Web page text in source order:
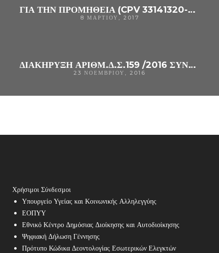
ΓΙΑ ΤΗΝ ΠΡΟΜΉΘΕΙΑ (CPV 33141320-9 ), ΓΙΑ ΤΗΝ ΚΆΛΥΨΗ ΤΩΝ ΑΝΑΓΚΏΝ ΤΟΥ Γ.Ν. ΆΡΤΑΣ, ΜΕ ΚΡΙΤΉΡΙΟ ΚΑΤΑΚΎΡΩΣΗΣ ΤΗΝ ΠΛΈΟΝ ΣΥΜΦΈΡΟΥΣΑ ΑΠΌ ΟΙΚΟΝΟΜΙΚΉ ΆΠΟΨΗ ΠΡΟΣΦΟΡΆ ΜΌΝΟ ΒΆΣΕΙ ΤΙΜΉΣ,
8 ΜΑΡΤΊΟΥ, 2017
ΔΙΑΚΗΡΥΞΗ ΑΡΙΘΜ.Δ.Σ.159 /2016 ΣΥΝΟΠΤΙΚΟΣ ΔΙΑΓΩΝΙΣΜΟΣ ΓΙΑ ΤΗΝ ΠΡΟΜΉΘΕΙΑ (CPV 33141320-9 ), ΓΙΑ ΤΗΝ ΚΆΛΥΨΗ ΤΩΝ ΑΝΑΓΚΏΝ ΤΟΥ Γ.Ν. ΆΡΤΑΣ,
23 ΝΟΕΜΒΡΊΟΥ, 2016
Χρήσιμοι Σύνδεσμοι
Υπουργείο Υγείας και Κοινωνικής Αλληλεγγύης
ΕΟΠΥΥ
Εθνικό Κέντρο Δημόσιας Διοίκησης και Αυτοδιοίκησης
Ψηφιακή Δήλωση Γέννησης
Πρότυπο Κώδικα Δεοντολογίας Εσωτερικών Ελεγκτών